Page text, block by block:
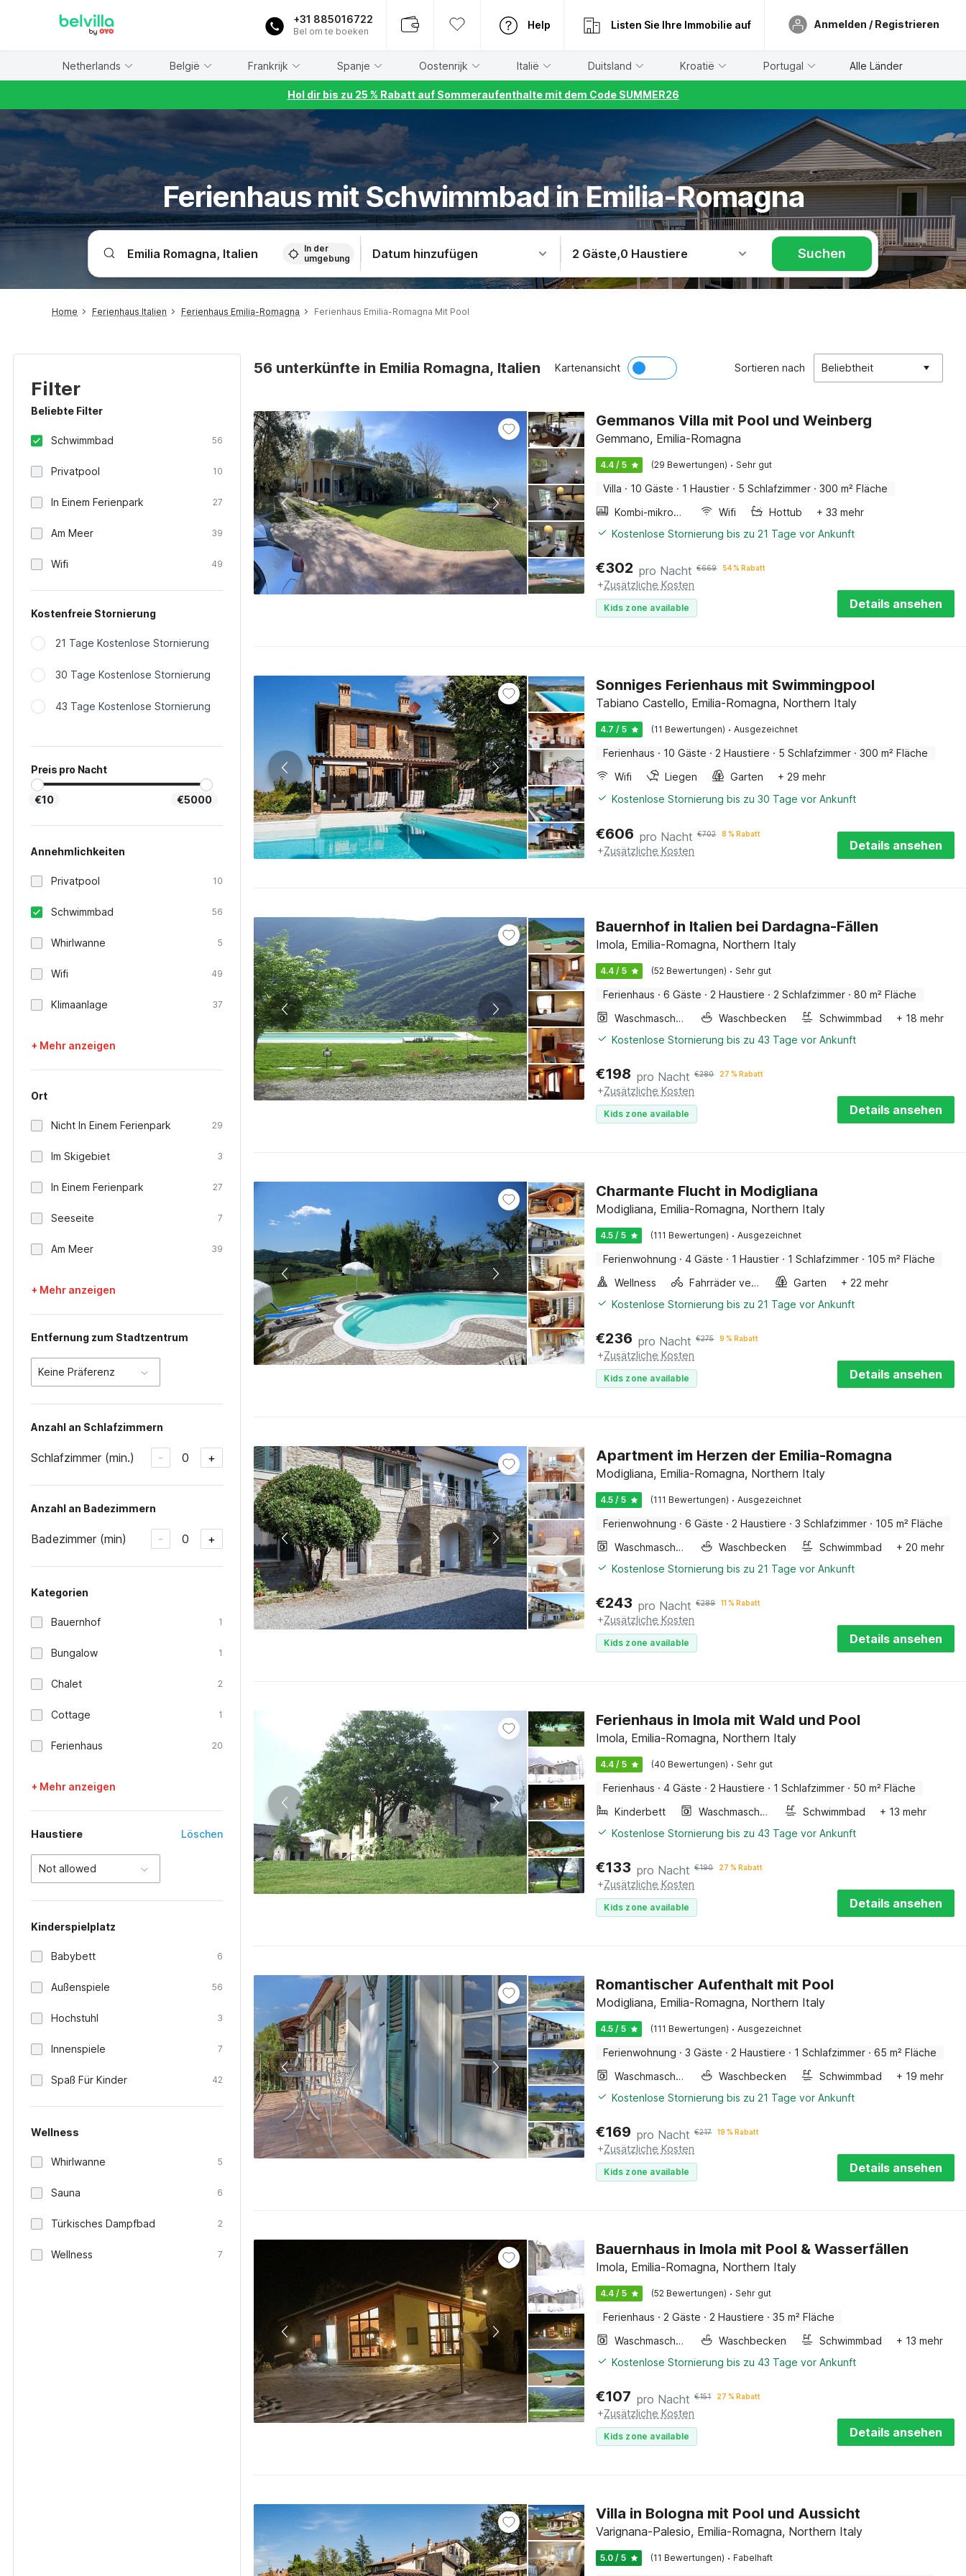
+31 885016722
Bel om te boeken
Help Listen Sie Ihre Immobilie auf Anmelden / Registrieren
Netherlands België Frankrijk Spanje Oostenrijk Italië Duitsland Kroatië Portugal Alle Länder
Hol dir bis zu 25 % Rabatt auf Sommeraufenthalte mit dem Code SUMMER26
Ferienhaus mit Schwimmbad in Emilia-Romagna
In der
umgebung
Datum hinzufügen 2 Gäste,0 Haustiere Suchen
Home Ferienhaus Italien Ferienhaus Emilia-Romagna Ferienhaus Emilia-Romagna Mit Pool
Filter
Beliebte Filter
Schwimmbad 56
Privatpool 10
In Einem Ferienpark 27
Am Meer 39
Wifi 49
Kostenfreie Stornierung
21 Tage Kostenlose Stornierung
30 Tage Kostenlose Stornierung
43 Tage Kostenlose Stornierung
Preis pro Nacht
€10 €5000
Annehmlichkeiten
Privatpool 10
Schwimmbad 56
Whirlwanne 5
Wifi 49
Klimaanlage 37
+ Mehr anzeigen
Ort
Nicht In Einem Ferienpark 29
Im Skigebiet 3
In Einem Ferienpark 27
Seeseite 7
Am Meer 39
+ Mehr anzeigen
Entfernung zum Stadtzentrum
Keine Präferenz
Anzahl an Schlafzimmern
Schlafzimmer (min.) - 0 +
Anzahl an Badezimmern
Badezimmer (min) - 0 +
Kategorien
Bauernhof 1
Bungalow 1
Chalet 2
Cottage 1
Ferienhaus 20
+ Mehr anzeigen
Haustiere Löschen
Not allowed
Kinderspielplatz
Babybett 6
Außenspiele 56
Hochstuhl 3
Innenspiele 7
Spaß Für Kinder 42
Wellness
Whirlwanne 5
Sauna 6
Türkisches Dampfbad 2
Wellness 7
56 unterkünfte in Emilia Romagna, Italien Kartenansicht Sortieren nach Beliebtheit
Gemmanos Villa mit Pool und Weinberg
Gemmano, Emilia-Romagna
4.4 / 5 (29 Bewertungen) · Sehr gut
Villa · 10 Gäste · 1 Haustier · 5 Schlafzimmer · 300 m² Fläche
Kombi-mikrowelle
Wifi Hottub
+ 33 mehr
Kostenlose Stornierung bis zu 21 Tage vor Ankunft
€302 pro Nacht €669 54 % Rabatt
+Zusätzliche Kosten
Kids zone available Details ansehen
Sonniges Ferienhaus mit Swimmingpool
Tabiano Castello, Emilia-Romagna, Northern Italy
4.7 / 5 (11 Bewertungen) · Ausgezeichnet
Ferienhaus · 10 Gäste · 2 Haustiere · 5 Schlafzimmer · 300 m² Fläche
Wifi
Liegen Garten
+ 29 mehr
Kostenlose Stornierung bis zu 30 Tage vor Ankunft
€606 pro Nacht €702 8 % Rabatt
+Zusätzliche Kosten Details ansehen
Bauernhof in Italien bei Dardagna-Fällen
Imola, Emilia-Romagna, Northern Italy
4.4 / 5 (52 Bewertungen) · Sehr gut
Ferienhaus · 6 Gäste · 2 Haustiere · 2 Schlafzimmer · 80 m² Fläche
Waschmaschine
Waschbecken Schwimmbad
+ 18 mehr
Kostenlose Stornierung bis zu 43 Tage vor Ankunft
€198 pro Nacht €280 27 % Rabatt
+Zusätzliche Kosten
Kids zone available Details ansehen
Charmante Flucht in Modigliana
Modigliana, Emilia-Romagna, Northern Italy
4.5 / 5 (111 Bewertungen) · Ausgezeichnet
Ferienwohnung · 4 Gäste · 1 Haustier · 1 Schlafzimmer · 105 m² Fläche
Wellness
Fahrräder verfügbar Garten
+ 22 mehr
Kostenlose Stornierung bis zu 21 Tage vor Ankunft
€236 pro Nacht €275 9 % Rabatt
+Zusätzliche Kosten
Kids zone available Details ansehen
Apartment im Herzen der Emilia-Romagna
Modigliana, Emilia-Romagna, Northern Italy
4.5 / 5 (111 Bewertungen) · Ausgezeichnet
Ferienwohnung · 6 Gäste · 2 Haustiere · 3 Schlafzimmer · 105 m² Fläche
Waschmaschine
Waschbecken Schwimmbad
+ 20 mehr
Kostenlose Stornierung bis zu 21 Tage vor Ankunft
€243 pro Nacht €289 11 % Rabatt
+Zusätzliche Kosten
Kids zone available Details ansehen
Ferienhaus in Imola mit Wald und Pool
Imola, Emilia-Romagna, Northern Italy
4.4 / 5 (40 Bewertungen) · Sehr gut
Ferienhaus · 4 Gäste · 2 Haustiere · 1 Schlafzimmer · 50 m² Fläche
Kinderbett
Waschmaschine Schwimmbad
+ 13 mehr
Kostenlose Stornierung bis zu 43 Tage vor Ankunft
€133 pro Nacht €190 27 % Rabatt
+Zusätzliche Kosten
Kids zone available Details ansehen
Romantischer Aufenthalt mit Pool
Modigliana, Emilia-Romagna, Northern Italy
4.5 / 5 (111 Bewertungen) · Ausgezeichnet
Ferienwohnung · 3 Gäste · 2 Haustiere · 1 Schlafzimmer · 65 m² Fläche
Waschmaschine
Waschbecken Schwimmbad
+ 19 mehr
Kostenlose Stornierung bis zu 21 Tage vor Ankunft
€169 pro Nacht €217 19 % Rabatt
+Zusätzliche Kosten
Kids zone available Details ansehen
Bauernhaus in Imola mit Pool & Wasserfällen
Imola, Emilia-Romagna, Northern Italy
4.4 / 5 (52 Bewertungen) · Sehr gut
Ferienhaus · 2 Gäste · 2 Haustiere · 35 m² Fläche
Waschmaschine
Waschbecken Schwimmbad
+ 13 mehr
Kostenlose Stornierung bis zu 43 Tage vor Ankunft
€107 pro Nacht €151 27 % Rabatt
+Zusätzliche Kosten
Kids zone available Details ansehen
Villa in Bologna mit Pool und Aussicht
Varignana-Palesio, Emilia-Romagna, Northern Italy
5.0 / 5 (11 Bewertungen) · Fabelhaft